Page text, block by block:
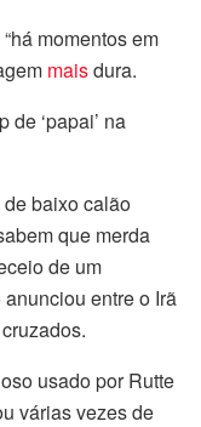
momentos em
maisdura.
de ‘papai’ na
baixo calão
que merda
de um
entre o Irã
usado por Rutte
várias vezes de